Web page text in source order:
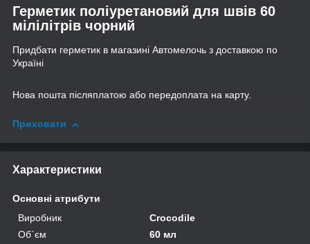
Герметик поліуретановий для швів 60
мілілітрів чорний
Придбати герметик в магазині Автомелочь з доставкою по
Україні
Нова пошта післяплатою або передоплата на карту.
Приховати
Характеристики
Основні атрибути
Виробник
Crocodile
Об`єм
60 мл